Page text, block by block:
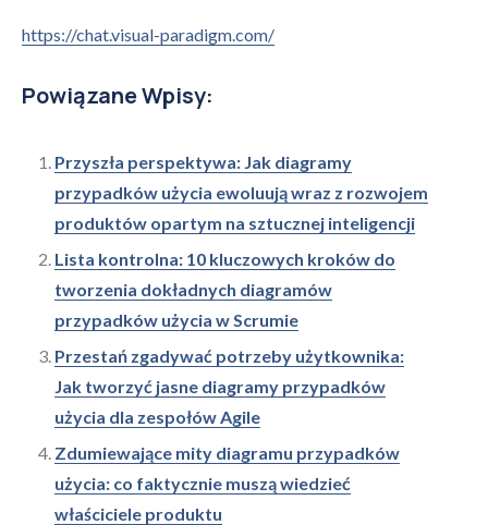
https://chat.visual-paradigm.com/
Powiązane Wpisy:
Przyszła perspektywa: Jak diagramy
przypadków użycia ewoluują wraz z rozwojem
produktów opartym na sztucznej inteligencji
Lista kontrolna: 10 kluczowych kroków do
tworzenia dokładnych diagramów
przypadków użycia w Scrumie
Przestań zgadywać potrzeby użytkownika:
Jak tworzyć jasne diagramy przypadków
użycia dla zespołów Agile
Zdumiewające mity diagramu przypadków
użycia: co faktycznie muszą wiedzieć
właściciele produktu